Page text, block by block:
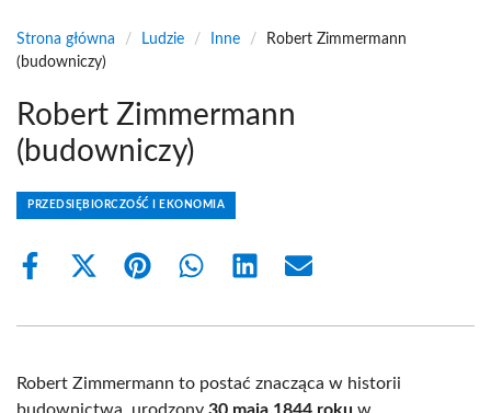
Strona główna / Ludzie / Inne /
Robert Zimmermann
(budowniczy)
Robert Zimmermann
(budowniczy)
PRZEDSIĘBIORCZOŚĆ I EKONOMIA
Share
Share
(Twitter)
Share Share Share Share
Robert Zimmermann to postać znacząca w historii